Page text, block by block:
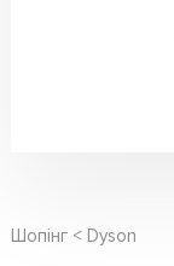
Шопінг Dyson